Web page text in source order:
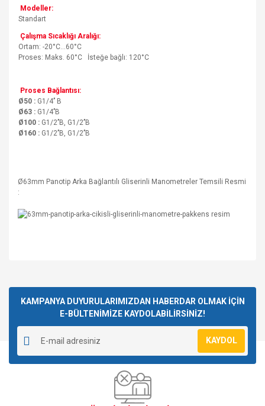
Modeller:
Standart
Çalışma Sıcaklığı Aralığı:
Ortam: -20°C…60°C
Proses: Maks. 60°C İsteğe bağlı: 120°C
Proses Bağlantısı:
Ø50 : G1/4’’ B
Ø63 : G1/4’’B
Ø100 : G1/2’’B, G1/2’’B
Ø160 : G1/2’’B, G1/2’’B
Ø63mm Panotip Arka Bağlantılı Gliserinli Manometreler Temsili Resmi
:
Yorum Yaz
kullanarak tarafımıza iletebilirsiniz.
Görüş ve önerileriniz için teşekkür ederiz.
Ürün resmi kalitesiz, bozuk veya görüntülenemiyor.
Ürün açıklamasında eksik bilgiler bulunuyor.
Ürün fiyatı diğer sitelerden daha pahalı.
Bu ürüne benzer farklı alternatifler olmalı.
KAMPANYA DUYURULARIMIZDAN HABERDAR OLMAK İÇİN
E-BÜLTENİMİZE KAYDOLABİLİRSİNİZ!
KAYDOL